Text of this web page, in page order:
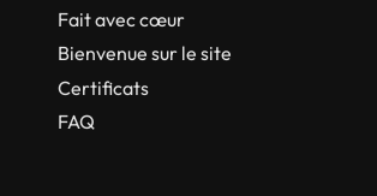
Fait avec cœur
Bienvenue sur le site
Certificats
FAQ